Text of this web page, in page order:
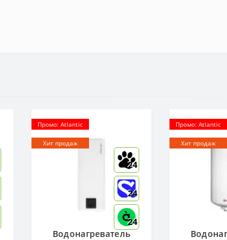
Промо: Atlantic
Хит продаж
24
24
24
Водонагреватель
Промо: Atlantic
Хит продаж